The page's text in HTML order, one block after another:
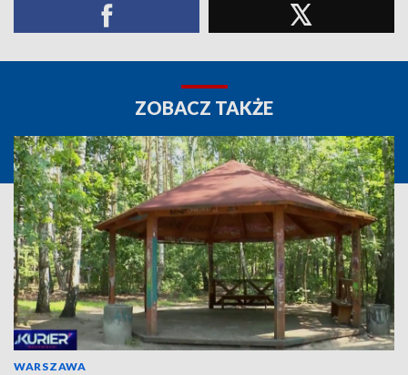
ZOBACZ TAKŻE
WARSZAWA